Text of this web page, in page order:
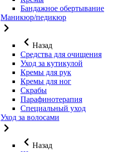
Бандажное обертывание
Маникюр/педикюр
Назад
Средства для очищения
Уход за кутикулой
Кремы для рук
Кремы для ног
Скрабы
Парафинотерапия
Специальный уход
Уход за волосами
Назад